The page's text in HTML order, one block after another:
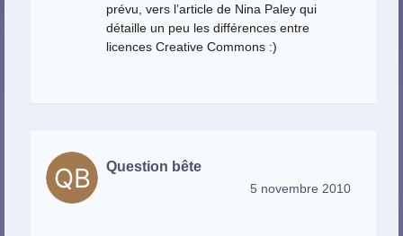
prévu, vers l’article de Nina Paley qui
détaille un peu les différences entre
licences Creative Commons :)
Question bête
5 novembre 2010